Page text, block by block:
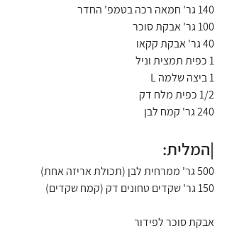
140 גר' חמאה רכה בטמפ' החדר
100 גר' אבקת סוכר
40 גר' אבקת קקאו
1 כפית תמצית וניל
1 ביצה שלמה L
1/2 כפית מלח דק
240 גר' קמח לבן
|המלית:
500 גר' ממרחית לבן (תכולת אריזה אחת)
150 גר' שקדים טחונים דק (קמח שקדים)
אבקת סוכר לפידור